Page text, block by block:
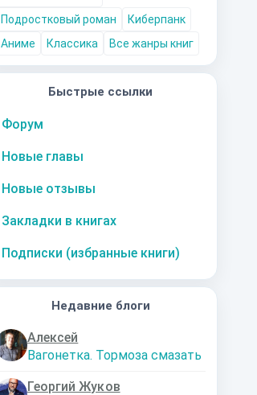
Подростковый роман
Киберпанк
Аниме
Классика Все жанры книг
Быстрые ссылки
Форум
Новые главы
Новые отзывы
Закладки в книгах
Подписки (избранные книги)
Недавние блоги
Алексей
Вагонетка. Тормоза смазать
Георгий Жуков